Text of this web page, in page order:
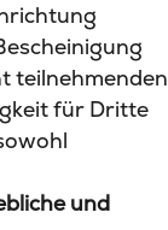
teilnehmenden
für Dritte
und